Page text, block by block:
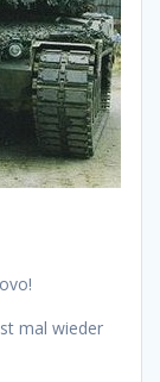
mal wieder